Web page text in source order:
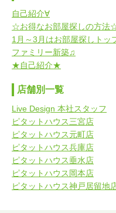
自己紹介∀
☆お得なお部屋探しの方法
1月～3月はお部屋探しトッ
ファミリー新築♫
★自己紹介★
店舗別一覧
Live Design 本社スタッフ
ピタットハウス三宮店
ピタットハウス元町店
ピタットハウス兵庫店
ピタットハウス垂水店
ピタットハウス岡本店
ピタットハウス神戸居留地